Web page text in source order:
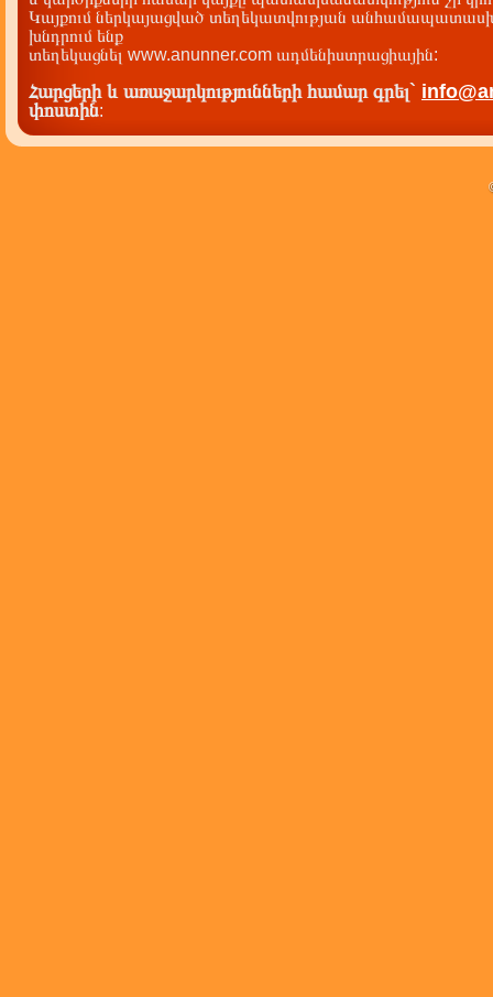
Կայքում ներկայացված տեղեկատվության
խնդրում ենք
տեղեկացնել www.anunner.com ադմենիստրացիային:
Հարցերի և առաջարկությունների համար գրել`
փոստին: